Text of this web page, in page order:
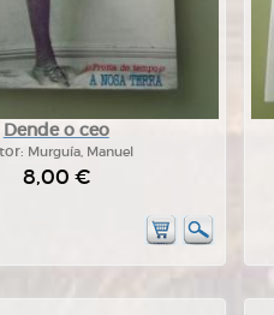
Dende o ceo
Murguía, Manuel
8,00 €